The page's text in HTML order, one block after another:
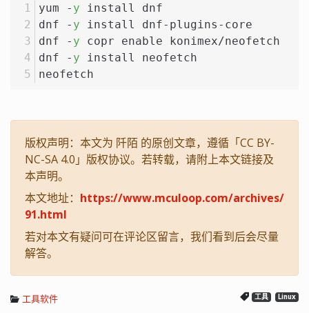
yum - y install dnf
dnf - y install dnf-plugins-core
dnf - y copr enable konimex/neofetch
dnf - y install neofetch
neofetch
版权声明：本文为 阡陌 的原创文章，遵循「CC BY-
NC-SA 4.0」版权协议。若转载，请附上本文链接及
本声明。
本文地址： https://www.mculoop.com/archives/
91.html
若对本文有疑问可在评论区留言，我们看到后会尽量
解答。
工具软件 工具 Linux